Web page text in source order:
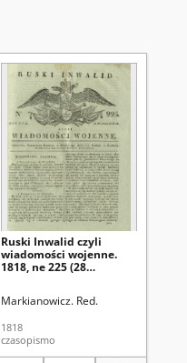
Ruski Inwalid czyli
wiadomości wojenne.
1818, ne 225 (28
Markianowicz. Red.
1818
czasopismo